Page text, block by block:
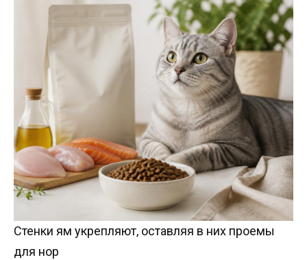
Стенки ям укрепляют, оставляя в них проемы
для нор